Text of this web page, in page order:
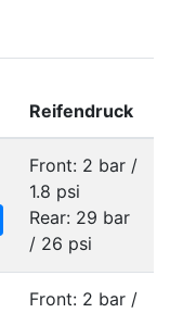
Reifendruck
Front: 2 bar /
1.8 psi
Rear: 29 bar
/ 26 psi
Front: 2 bar /